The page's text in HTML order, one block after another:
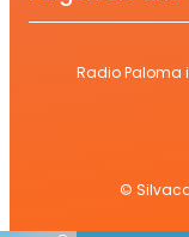
Radio Paloma
©